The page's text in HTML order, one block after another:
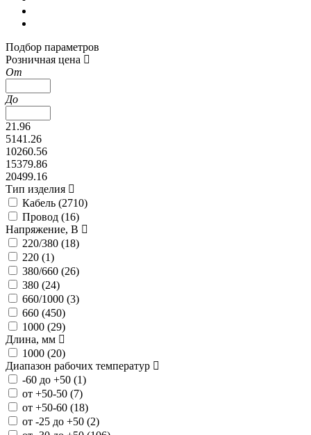
Подбор параметров
Розничная цена
От
До
21.96
5141.26
10260.56
15379.86
20499.16
Тип изделия
Кабель (2710)
Провод (16)
Напряжение, В
220/380 (18)
220 (1)
380/660 (26)
380 (24)
660/1000 (3)
660 (450)
1000 (29)
Длина, мм
1000 (20)
Диапазон рабочих температур
-60 до +50 (1)
от +50-50 (7)
от +50-60 (18)
от -25 до +50 (2)